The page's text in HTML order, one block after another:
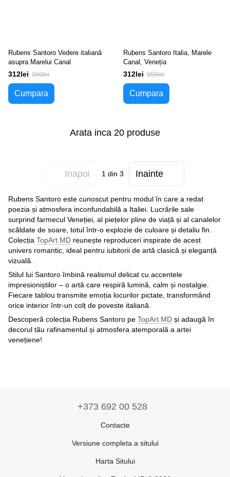
Rubens Santoro Vedere italiană
asupra Marelui Canal
312lei 350lei
Cumpara
Rubens Santoro Italia, Marele
Canal, Veneția
312lei 350lei
Cumpara
Arata inca 20 produse
Inapoi 1 din 3 Inainte
Rubens Santoro este cunoscut pentru modul în care a redat
poezia și atmosfera inconfundabilă a Italiei. Lucrările sale
surprind farmecul Veneției, al piețelor pline de viață și al canalelor
scăldate de soare, totul într-o explozie de culoare și detaliu fin.
Colecția TopArt.MD reunește reproduceri inspirate de acest
univers romantic, ideal pentru iubitorii de artă clasică și eleganță
vizuală.
Stilul lui Santoro îmbină realismul delicat cu accentele
impresioniștilor – o artă care respiră lumină, calm și nostalgie.
Fiecare tablou transmite emoția locurilor pictate, transformând
orice interior într-un colț de poveste italiană.
Descoperă colecția Rubens Santoro pe TopArt.MD și adaugă în
decorul tău rafinamentul și atmosfera atemporală a artei
venețiene!
+373 692 00 528
Contacte
Versiune completa a sitului
Harta Sitului